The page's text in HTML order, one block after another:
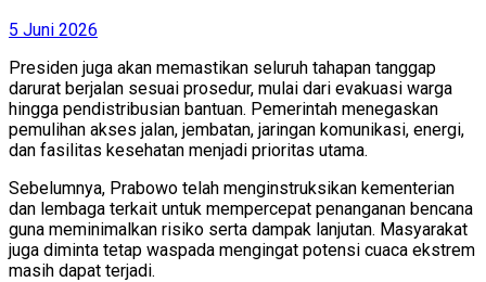
5 Juni 2026
Presiden juga akan memastikan seluruh tahapan tanggap
darurat berjalan sesuai prosedur, mulai dari evakuasi warga
hingga pendistribusian bantuan. Pemerintah menegaskan
pemulihan akses jalan, jembatan, jaringan komunikasi, energi,
dan fasilitas kesehatan menjadi prioritas utama.
Sebelumnya, Prabowo telah menginstruksikan kementerian
dan lembaga terkait untuk mempercepat penanganan bencana
guna meminimalkan risiko serta dampak lanjutan. Masyarakat
juga diminta tetap waspada mengingat potensi cuaca ekstrem
masih dapat terjadi.